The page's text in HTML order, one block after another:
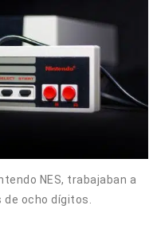
NES, trabajaban a
ocho dígitos.